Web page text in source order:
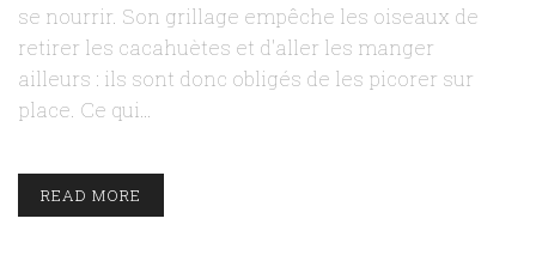
se nourrir. Son grillage empêche les oiseaux de
retirer les cacahuètes et d'aller les manger
ailleurs : ils sont donc obligés de les picorer sur
place. Ce qui…
READ MORE